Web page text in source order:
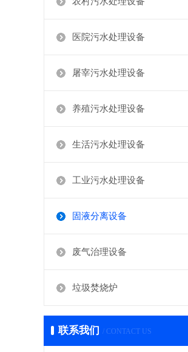
医院污水处理设备
屠宰污水处理设备
养殖污水处理设备
生活污水处理设备
工业污水处理设备
固液分离设备
废气治理设备
垃圾焚烧炉
联系我们 / CONTACT US